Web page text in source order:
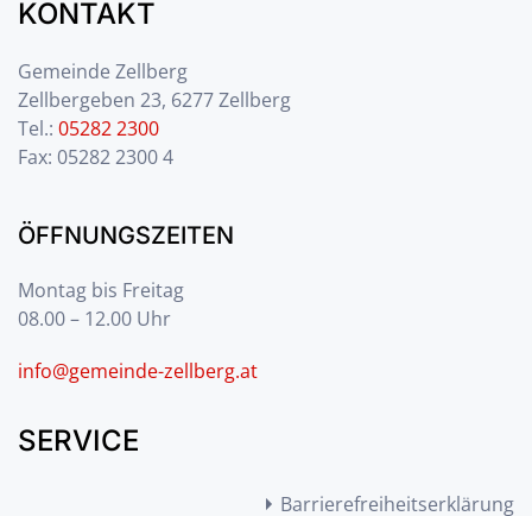
KONTAKT
Gemeinde Zellberg
Zellbergeben 23, 6277 Zellberg
Tel.: 05282 2300
Fax: 05282 2300 4
ÖFFNUNGSZEITEN
Montag bis Freitag
08.00 – 12.00 Uhr
info@gemeinde-zellberg.at
SERVICE
Barrierefreiheitserklärung